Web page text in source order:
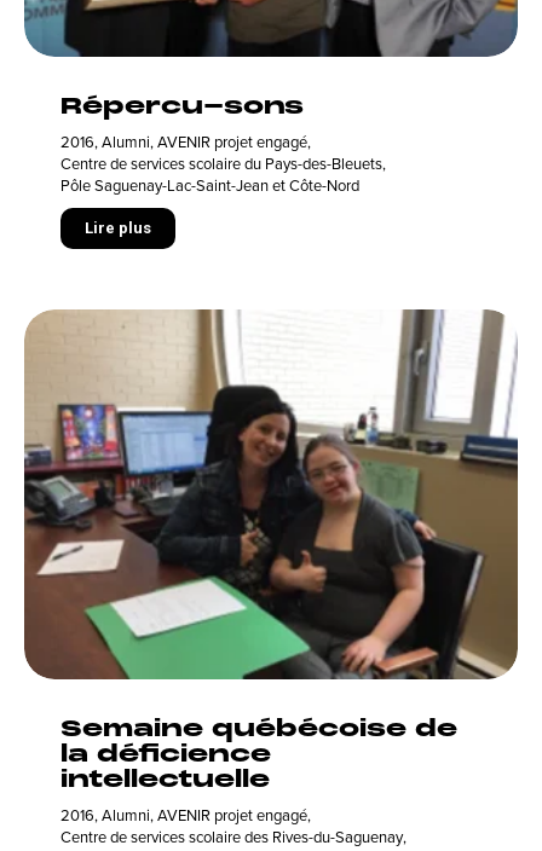
Répercu-sons
2016,Alumni,AVENIR projet engagé,
Centre de services scolaire du Pays-des-Bleuets,
Pôle Saguenay-Lac-Saint-Jean et Côte-Nord
Lire plus
Semaine québécoise de
la déficience
intellectuelle
2016,Alumni,AVENIR projet engagé,
Centre de services scolaire des Rives-du-Saguenay,